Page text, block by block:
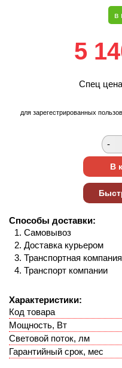
в
5
Спец
для зарегестрированных
Способы доставки:
Самовывоз
Доставка курьером
Транспортная компания
Транспорт компании
Характеристики:
Код товара
Мощность, Вт
Световой поток, лм
Гарантийный срок, мес